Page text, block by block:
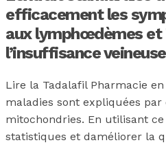
efficacement les
aux lymphœdèmes et
l’insuffisance
Lire la Tadalafil Pharmacie
maladies sont expliquées par
mitochondries. En utilisant
statistiques et daméliorer la